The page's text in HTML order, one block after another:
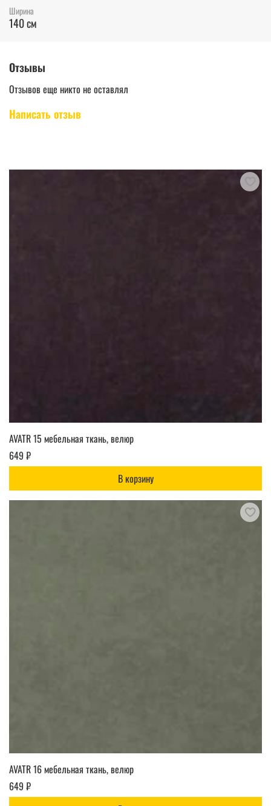
Ширина
140 см
Отзывы
Отзывов еще никто не оставлял
Написать отзыв
AVATR 15 мебельная ткань, велюр
649 ₽
В корзину
AVATR 16 мебельная ткань, велюр
649 ₽